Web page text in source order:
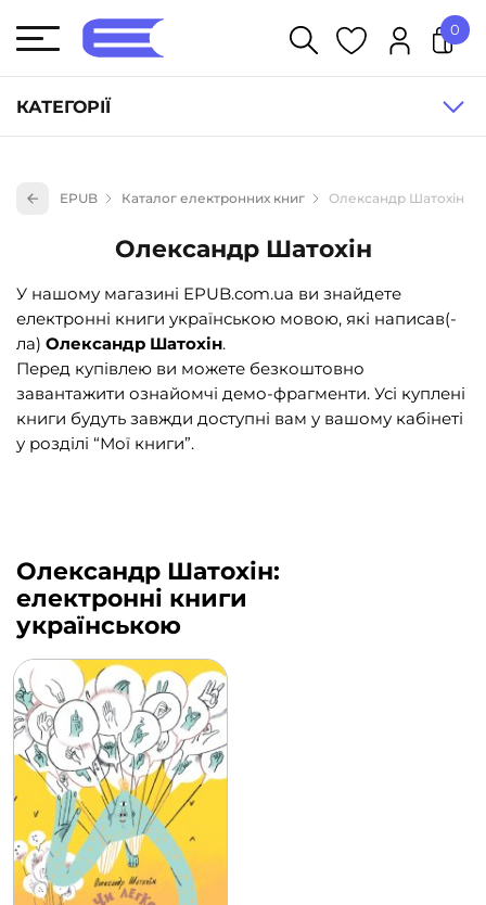
КАТЕГОРІЇ
Книги для дітей (836)
Книги для підлітків (240)
Науково-популярна література (1015)
Навчальна література та посібники (527)
Енциклопедії, довідники, словники (55)
Подарункові сертифікати (1)
0
EPUB Каталог електронних книг Олександр Шатохін
Олександр Шатохін
У нашому магазині EPUB.com.ua ви знайдете
електронні книги українською мовою, які написав(-
ла) Олександр Шатохін.
Перед купівлею ви можете безкоштовно
завантажити ознайомчі демо-фрагменти. Усі куплені
книги будуть завжди доступні вам у вашому кабінеті
у розділі “Мої книги”.
Олександр Шатохін:
електронні книги
українською